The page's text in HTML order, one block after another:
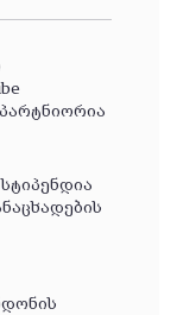
პარტნიორია